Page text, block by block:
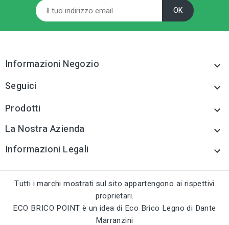
Informazioni Negozio 
Seguici 
Prodotti 
La Nostra Azienda 
Informazioni Legali 
Tutti i marchi mostrati sul sito appartengono ai rispettivi
proprietari.
ECO BRICO POINT è un idea di Eco Brico Legno di Dante
Marranzini